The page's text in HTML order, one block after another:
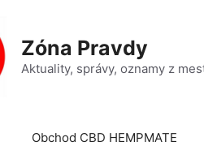
Zóna Pravdy
Aktuality, správy, oznamy z
Obchod CBD HEMPMATE